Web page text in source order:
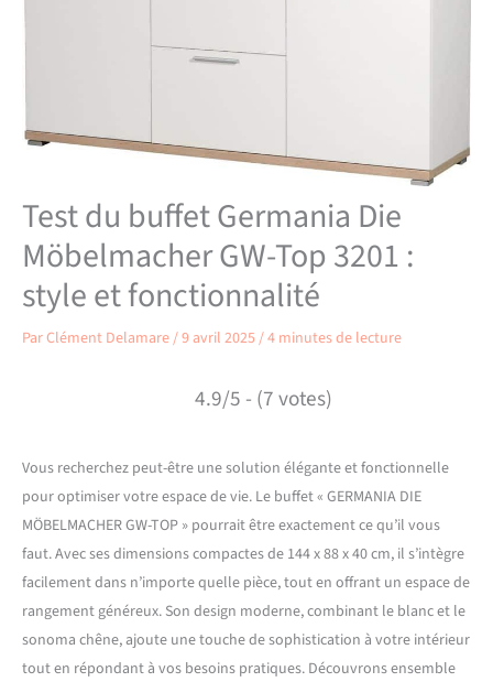
Test du buffet Germania Die
Möbelmacher GW-Top 3201 :
style et fonctionnalité
ParClément Delamare/9 avril 2025/4 minutes de lecture
4.9/5 - (7 votes)
Vous recherchez peut-être une solution élégante et fonctionnelle
pour optimiser votre espace de vie. Le buffet « GERMANIA DIE
MÖBELMACHER GW-TOP » pourrait être exactement ce qu’il vous
faut. Avec ses dimensions compactes de 144 x 88 x 40 cm, il s’intègre
facilement dans n’importe quelle pièce, tout en offrant un espace de
rangement généreux. Son design moderne, combinant le blanc et le
sonoma chêne, ajoute une touche de sophistication à votre intérieur
tout en répondant à vos besoins pratiques. Découvrons ensemble